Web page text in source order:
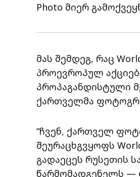
Photo მიერ
მას შემდეგ, რაც
პროევროპულ
პროპაგანდისტული
ქართველმა
“ჩვენ, ქართველ
შეურაცხგვყოფს
გადაეცეს რუსეთის
წარმომადგენელს —